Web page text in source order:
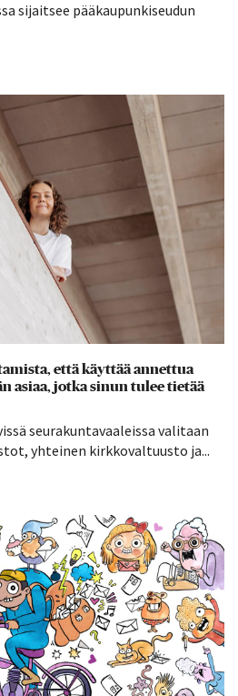
sijaitsee pääkaupunkiseudun
että käyttää annettua
asiaa, jotka sinun tulee tietää
seurakuntavaaleissa valitaan
yhteinen kirkkovaltuusto ja...